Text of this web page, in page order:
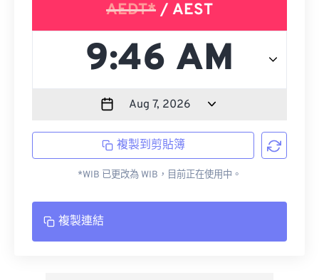
AEDT* / AEST
複製到剪貼簿
*WIB 已更改為 WIB，目前正在使用中。
複製連結